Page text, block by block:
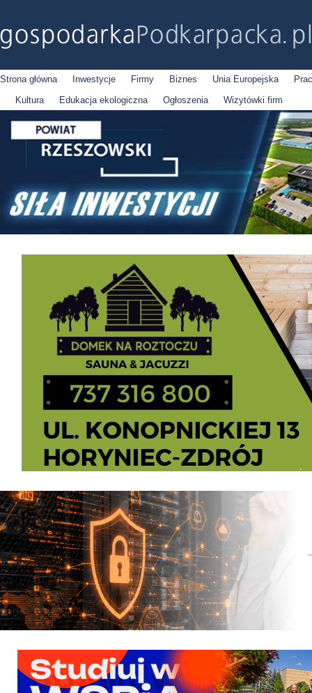
Strona główna Inwestycje Firmy Biznes Unia Europejska
Kultura
Edukacja ekologiczna Ogłoszenia Wizytówki firm